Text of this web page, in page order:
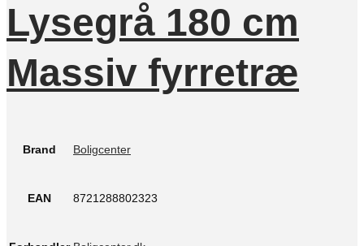
Lysegrå 180 cm
Massiv fyrretræ
Brand Boligcenter
EAN 8721288802323